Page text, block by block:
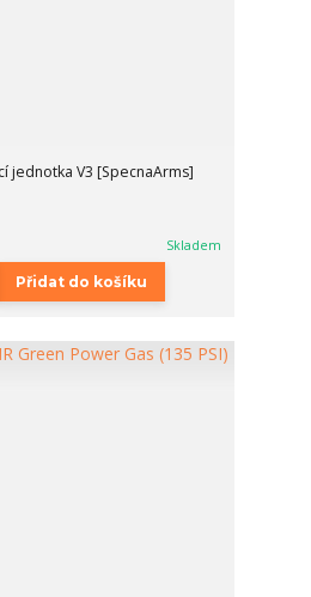
jednotka V3 [SpecnaArms]
Skladem
Přidat do košíku